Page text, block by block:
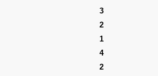
3
2
1
4
2